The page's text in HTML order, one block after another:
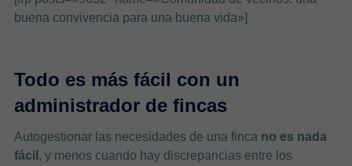
buena convivencia para una buena vida»]
Todo es más fácil con un
administrador de fincas
Autogestionar las necesidades de una finca no es nada
fácil , y menos cuando hay discrepancias entre los